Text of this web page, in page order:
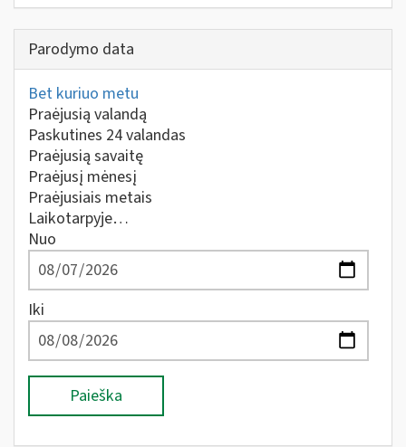
Parodymo data
Bet kuriuo metu
Praėjusią valandą
Paskutines 24 valandas
Praėjusią savaitę
Praėjusį mėnesį
Praėjusiais metais
Laikotarpyje…
Nuo
Iki
Paieška